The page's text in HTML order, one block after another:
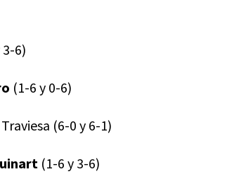
6)
(1-6 y 0-6)
(6-0 y 6-1)
(1-6 y 3-6)